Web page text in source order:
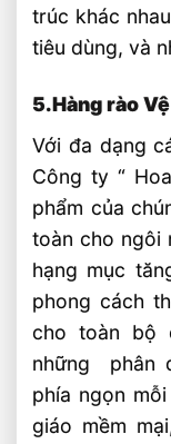
trúc khác
tiêu dùng, và
5.Hàng rào
Với đa dạng
Công ty “
phẩm của
toàn cho ngôi
hạng mục
phong cách
cho toàn bộ
những phân
phía ngọn
giáo mềm